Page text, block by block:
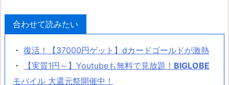
合わせて読みたい
・ 復活！【37000円ゲット】dカードゴールドが激熱
・
【実質1円～】Youtubeも無料で見放題！ BIGLOBE
モバイル 大還元祭開催中！